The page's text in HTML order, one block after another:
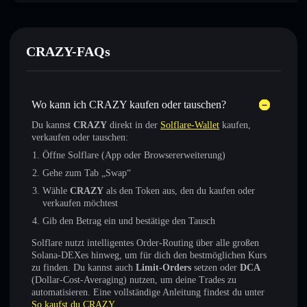
CRAZY-FAQs
Wo kann ich CRAZY kaufen oder tauschen?
Du kannst CRAZY direkt in der Solflare-Wallet kaufen,
verkaufen oder tauschen:
Öffne Solflare (App oder Browsererweiterung)
Gehe zum Tab „Swap“
Wähle CRAZY als den Token aus, den du kaufen oder
verkaufen möchtest
Gib den Betrag ein und bestätige den Tausch
Solflare nutzt intelligentes Order-Routing über alle großen
Solana-DEXes hinweg, um für dich den bestmöglichen Kurs
zu finden. Du kannst auch Limit-Orders setzen oder DCA
(Dollar-Cost-Averaging) nutzen, um deine Trades zu
automatisieren. Eine vollständige Anleitung findest du unter
So kaufst du CRAZY.